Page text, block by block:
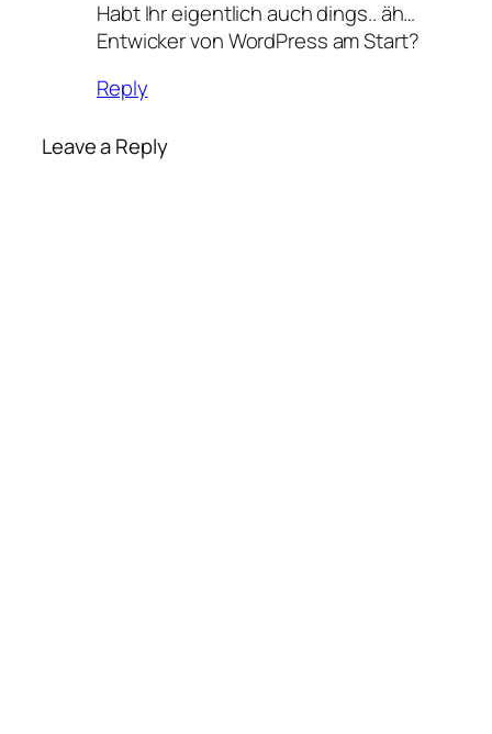
Habt Ihr eigentlich auch dings.. äh…
Entwicker von WordPress am Start?
Reply
Leave a Reply